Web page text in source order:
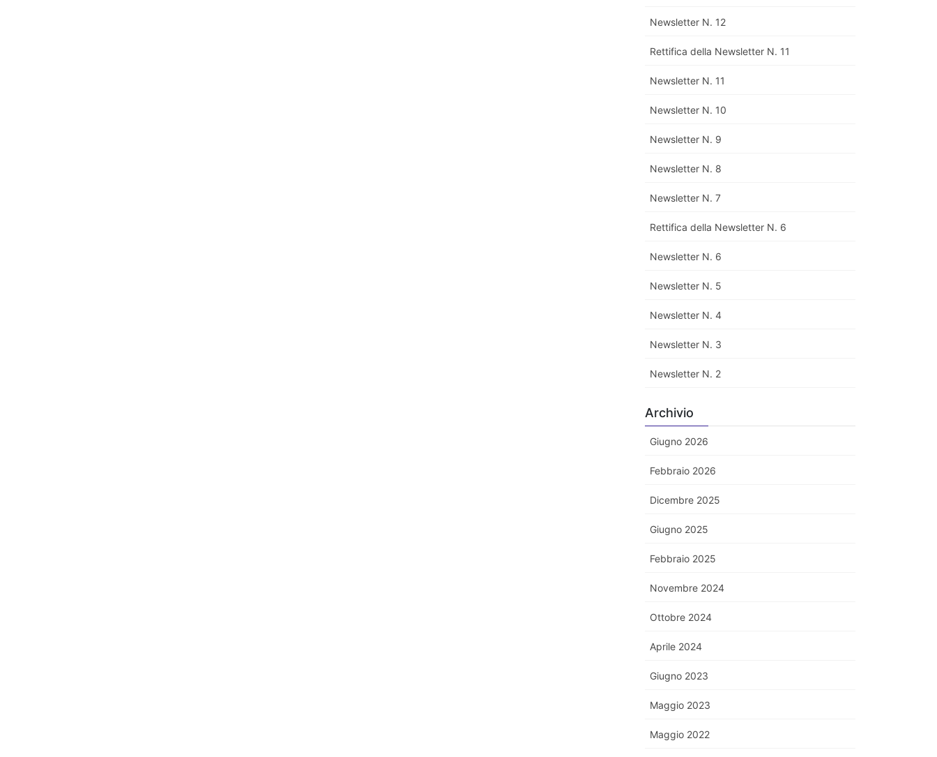
Newsletter N. 12
Rettifica della Newsletter N. 11
Newsletter N. 11
Newsletter N. 10
Newsletter N. 9
Newsletter N. 8
Newsletter N. 7
Rettifica della Newsletter N. 6
Newsletter N. 6
Newsletter N. 5
Newsletter N. 4
Newsletter N. 3
Newsletter N. 2
Archivio
Giugno 2026
Febbraio 2026
Dicembre 2025
Giugno 2025
Febbraio 2025
Novembre 2024
Ottobre 2024
Aprile 2024
Giugno 2023
Maggio 2023
Maggio 2022